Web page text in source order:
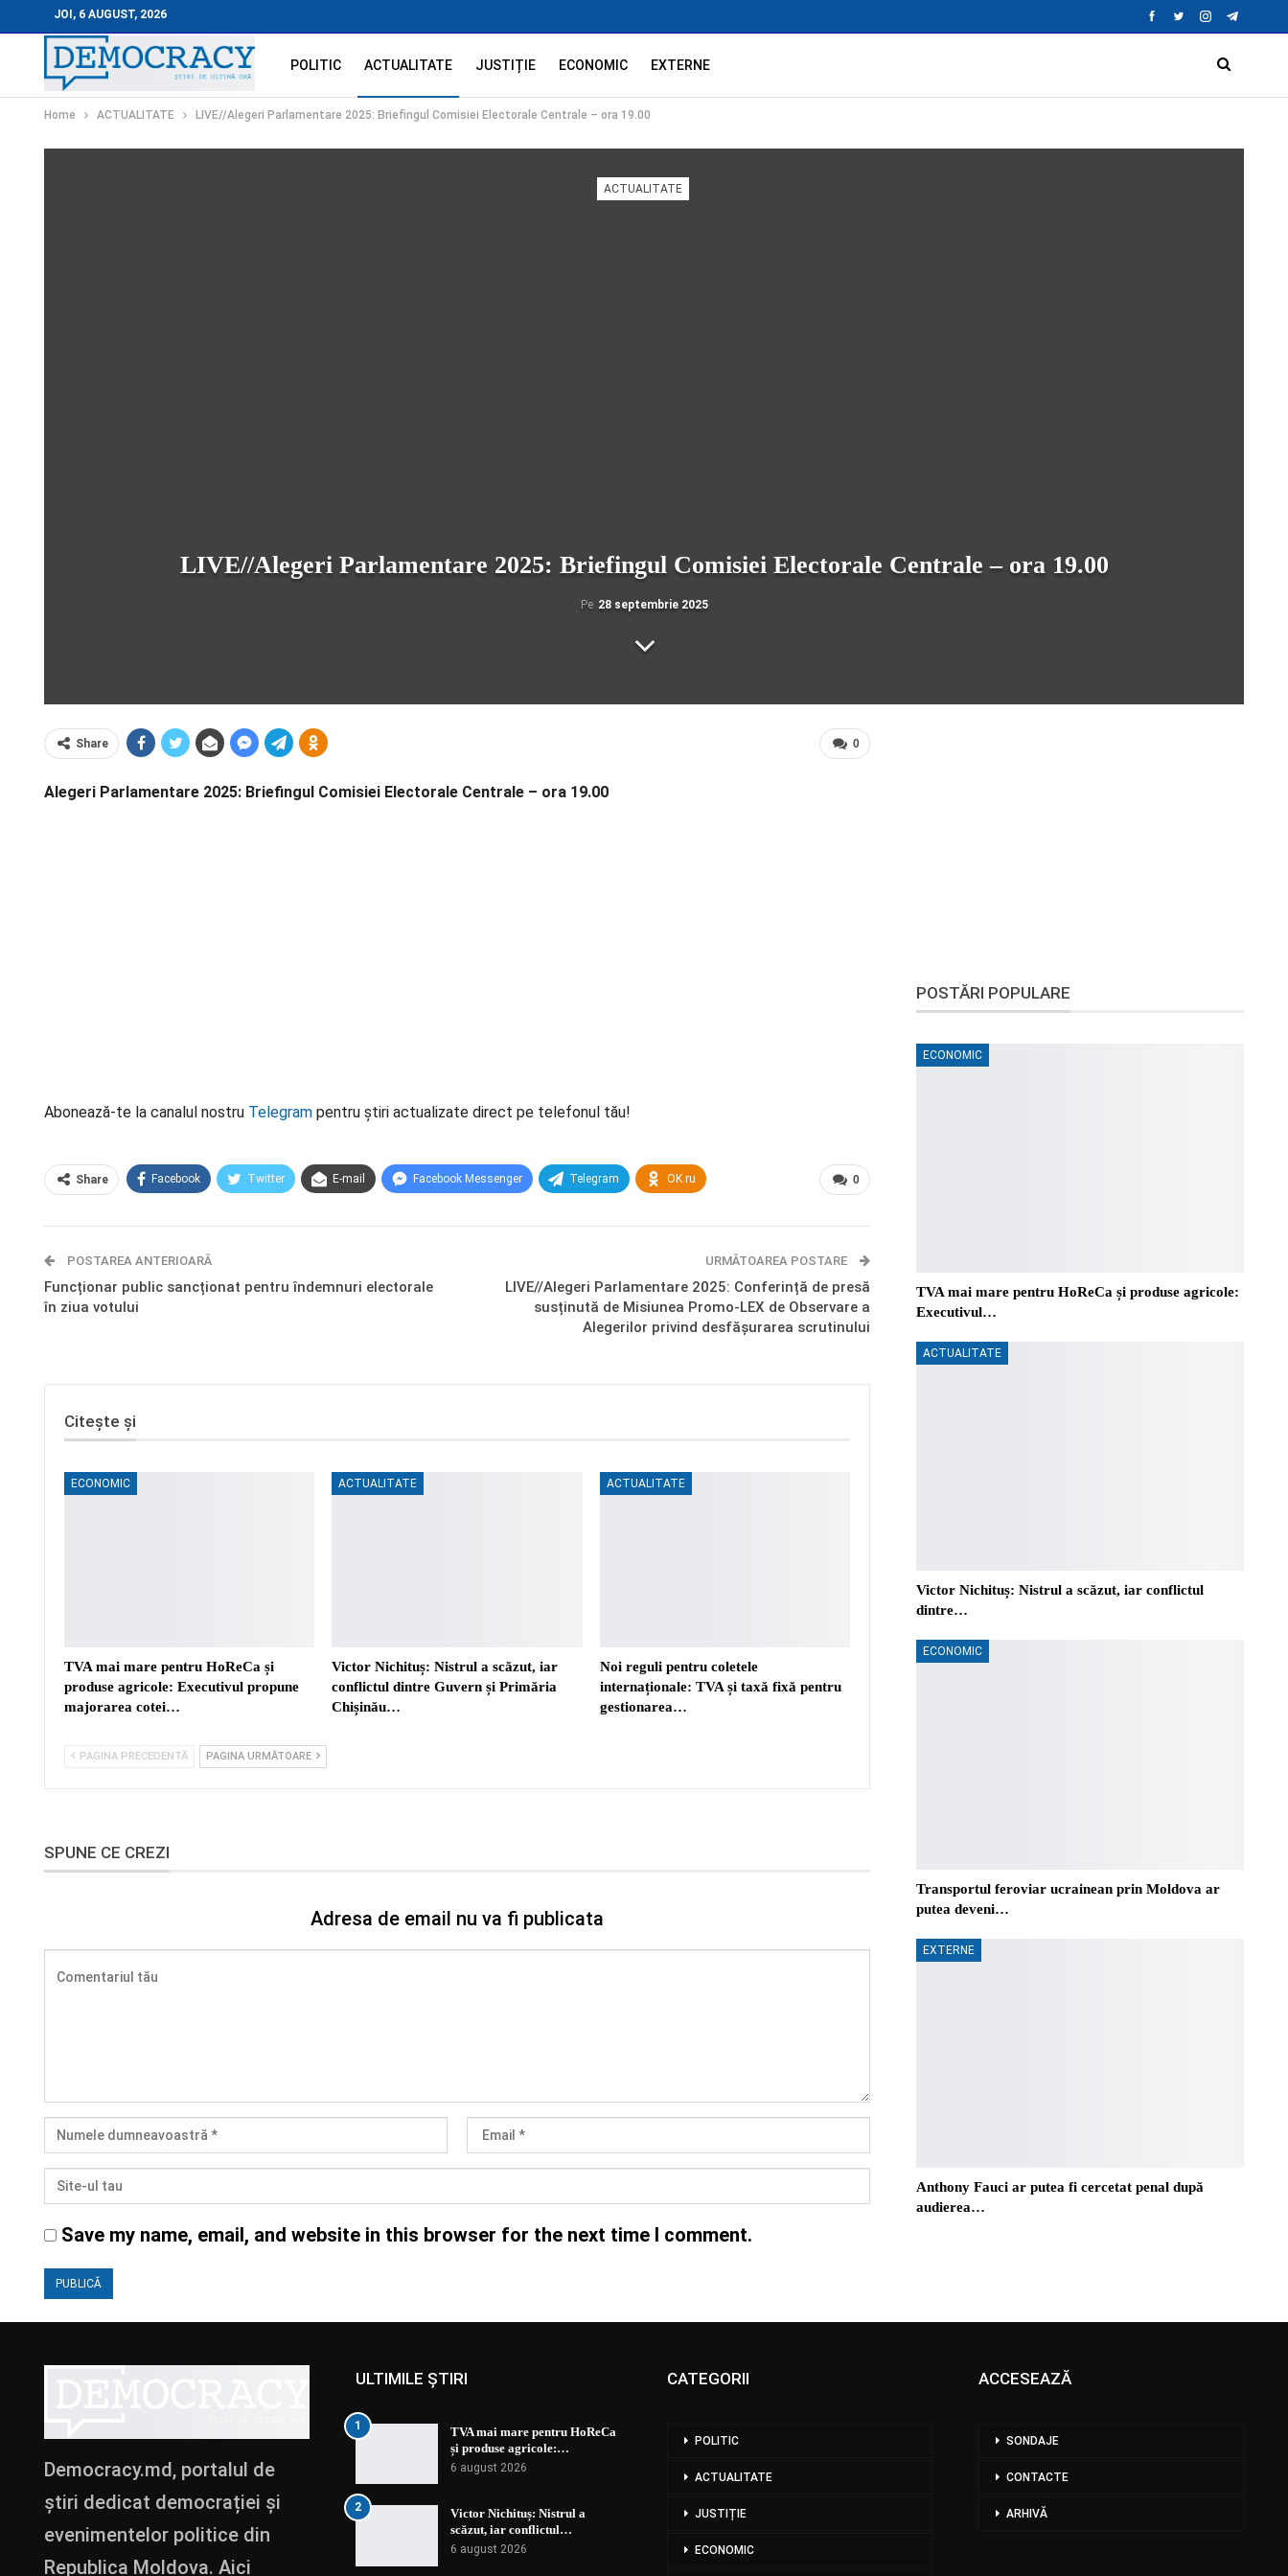
JOI, 6 AUGUST, 2026
POLITIC ACTUALITATE JUSTIȚIE ECONOMIC EXTERNE
Home ACTUALITATE LIVE//Alegeri Parlamentare 2025: Briefingul Comisiei Electorale Centrale – ora 19.00
ACTUALITATE
LIVE//Alegeri Parlamentare 2025: Briefingul Comisiei Electorale Centrale – ora 19.00
Pe 28 septembrie 2025
0
Share
Alegeri Parlamentare 2025: Briefingul Comisiei Electorale Centrale – ora 19.00
Abonează-te la canalul nostru Telegram pentru știri actualizate direct pe telefonul tău!
0
Share Facebook Twitter E-mail Facebook Messenger Telegram OK.ru
POSTAREA ANTERIOARĂ
Funcționar public sancționat pentru îndemnuri electorale
în ziua votului
URMĂTOAREA POSTARE
LIVE//Alegeri Parlamentare 2025: Conferință de presă
susținută de Misiunea Promo-LEX de Observare a
Alegerilor privind desfășurarea scrutinului
Citește și
ECONOMIC
TVA mai mare pentru HoReCa și
produse agricole: Executivul propune
majorarea cotei…
ACTUALITATE
Victor Nichituș: Nistrul a scăzut, iar
conflictul dintre Guvern și Primăria
Chișinău…
ACTUALITATE
Noi reguli pentru coletele
internaționale: TVA și taxă fixă pentru
gestionarea…
PAGINA PRECEDENTĂ PAGINA URMĂTOARE
SPUNE CE CREZI
Adresa de email nu va fi publicata
Save my name, email, and website in this browser for the next time I comment.
POSTĂRI POPULARE
ECONOMIC
TVA mai mare pentru HoReCa și produse agricole:
Executivul…
ACTUALITATE
Victor Nichituș: Nistrul a scăzut, iar conflictul
dintre…
ECONOMIC
Transportul feroviar ucrainean prin Moldova ar
putea deveni…
EXTERNE
Anthony Fauci ar putea fi cercetat penal după
audierea…
Democracy.md, portalul de
știri dedicat democrației și
evenimentelor politice din
Republica Moldova. Aici
ULTIMILE ȘTIRI
1
TVA mai mare pentru HoReCa
și produse agricole:…
6 august 2026
2
Victor Nichituș: Nistrul a
scăzut, iar conflictul…
6 august 2026
CATEGORII
POLITIC
ACTUALITATE
JUSTIȚIE
ECONOMIC
ACCESEAZĂ
SONDAJE
CONTACTE
ARHIVĂ